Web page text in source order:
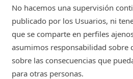
No hacemos una supervisión
publicado por los Usuarios, ni
que se comparte en perfiles
asumimos responsabilidad sobre
sobre las consecuencias que
para otras personas.